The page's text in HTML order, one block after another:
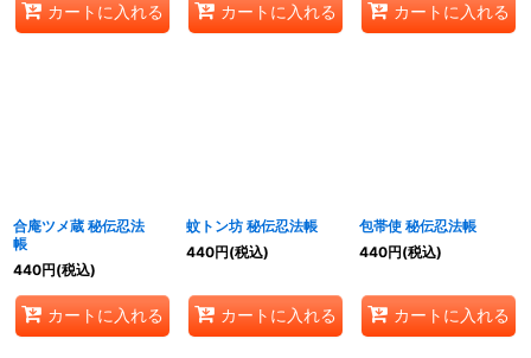
カートに入れる カートに入れる カートに入れる
合庵ツメ蔵 秘伝忍法
帳
440円(税込)
カートに入れる
蚊トン坊 秘伝忍法帳
440円(税込)
カートに入れる
包帯使 秘伝忍法帳
440円(税込)
カートに入れる